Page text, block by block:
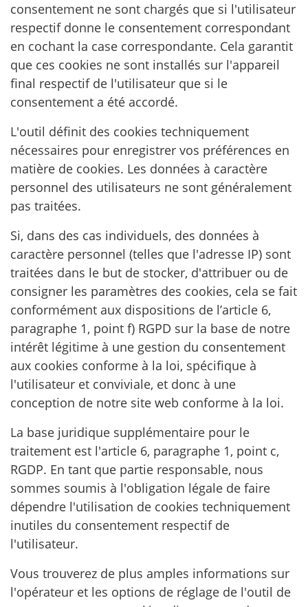
consentement ne sont chargés que si l'utilisateur
respectif donne le consentement correspondant
en cochant la case correspondante. Cela garantit
que ces cookies ne sont installés sur l'appareil
final respectif de l'utilisateur que si le
consentement a été accordé.
L'outil définit des cookies techniquement
nécessaires pour enregistrer vos préférences en
matière de cookies. Les données à caractère
personnel des utilisateurs ne sont généralement
pas traitées.
Si, dans des cas individuels, des données à
caractère personnel (telles que l'adresse IP) sont
traitées dans le but de stocker, d'attribuer ou de
consigner les paramètres des cookies, cela se fait
conformément aux dispositions de l’article 6,
paragraphe 1, point f) RGPD sur la base de notre
intérêt légitime à une gestion du consentement
aux cookies conforme à la loi, spécifique à
l'utilisateur et conviviale, et donc à une
conception de notre site web conforme à la loi.
La base juridique supplémentaire pour le
traitement est l'article 6, paragraphe 1, point c,
RGDP. En tant que partie responsable, nous
sommes soumis à l'obligation légale de faire
dépendre l'utilisation de cookies techniquement
inutiles du consentement respectif de
l'utilisateur.
Vous trouverez de plus amples informations sur
l'opérateur et les options de réglage de l'outil de